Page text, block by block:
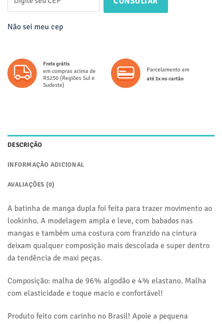
Não sei meu cep
Frete grátis
em compras acima de
R$250 (Regiões Sul e
Sudeste)
Parcelamento em
até 3x no cartão
DESCRIÇÃO
INFORMAÇÃO ADICIONAL
AVALIAÇÕES (0)
A batinha de manga dupla foi feita para trazer movimento ao
lookinho. A modelagem ampla e leve, com babados nas
mangas e também uma costura com franzido na cintura
deixam qualquer composição mais descolada e super dentro
da tendência de maxi peças.
Composição: malha de 96% algodão e 4% elastano. Malha
com elasticidade e toque macio e confortável!
Produto feito com carinho no Brasil! Apoie a pequena